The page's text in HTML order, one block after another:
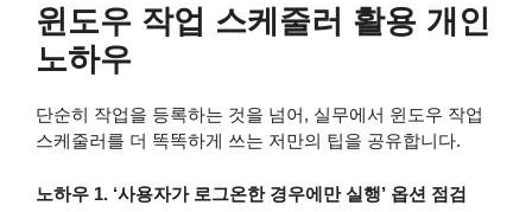
윈도우 작업 스케줄러 활용 개인
노하우
단순히 작업을 등록하는 것을 넘어, 실무에서 윈도우 작업
스케줄러를 더 똑똑하게 쓰는 저만의 팁을 공유합니다.
노하우 1. ‘사용자가 로그온한 경우에만 실행’ 옵션 점검